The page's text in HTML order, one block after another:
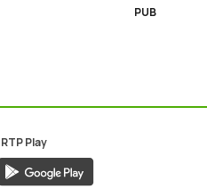
PUB
RTP Play